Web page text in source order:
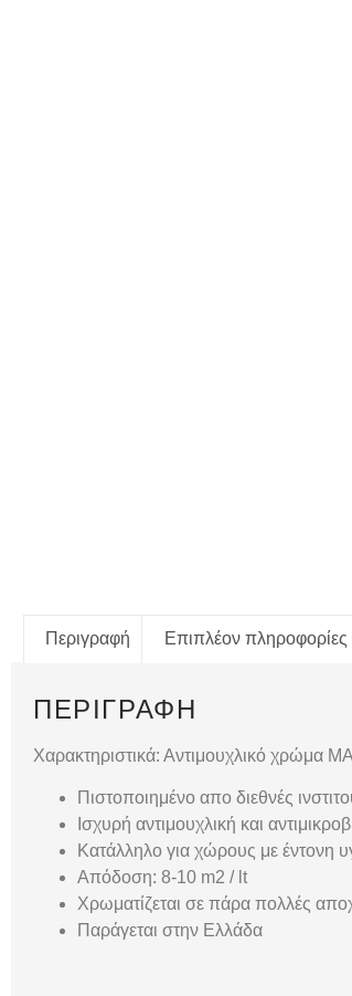
Περιγραφή Επιπλέον πληροφορίες
ΠΕΡΙΓΡΑΦΉ
Χαρακτηριστικά: Αντιμουχλικό χρώμα
Πιστοποιημένο απο διεθνές
Ισχυρή αντιμουχλική και
Κατάλληλο για χώρους με έντονη
Απόδοση: 8-10 m2 / lt
Χρωματίζεται σε πάρα πολλές
Παράγεται στην Ελλάδα